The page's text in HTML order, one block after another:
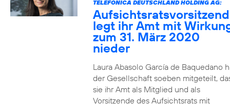
TELEFÓNICA DEUTSCHLAND HOLDING AG:
legt ihr Amt mit
zum 31. März 2020
nieder
Laura Abasolo García de Baquedano
der Gesellschaft soeben mitgeteilt,
sie ihr Amt als Mitglied und als
Vorsitzende des Aufsichtsrats mit